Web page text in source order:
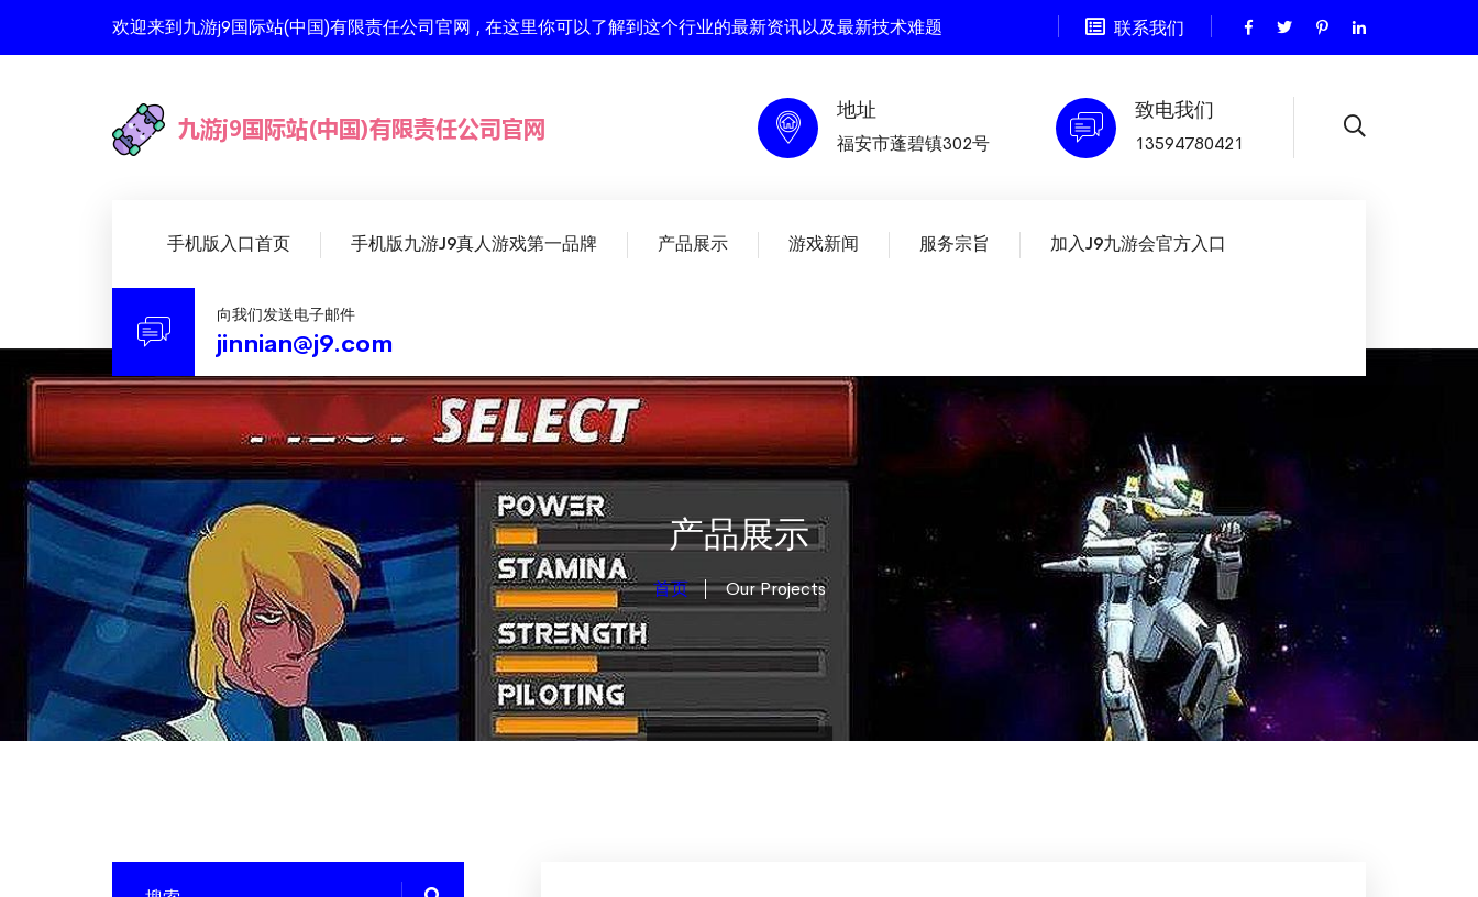
欢迎来到九游j9国际站(中国)有限责任公司官网 , 在这里你可以了解到这个行业的最新资讯以及最新技术难题 联系我们
地址
福安市蓬碧镇302号
致电我们
13594780421
手机版入口首页 手机版九游J9真人游戏第一品牌 产品展示 游戏新闻 服务宗旨 加入J9九游会官方入口
向我们发送电子邮件
jinnian@j9.com
产品展示
首页 Our Projects